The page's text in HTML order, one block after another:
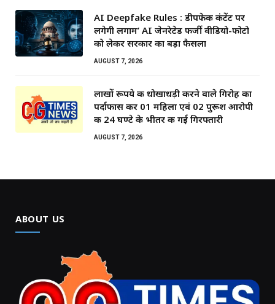
AI Deepfake Rules : डीपफेक कंटेंट पर
लगेगी लगाम’ AI जेनरेटेड फर्जी वीडियो-फोटो
को लेकर सरकार का बड़ा फैसला
AUGUST 7, 2026
लाखों रूपये की धोखाधड़ी करने वाले गिरोह का
पर्दाफास कर 01 महिला एवं 02 पुरूश आरोपी
की 24 घण्टे के भीतर की गई गिरफ्तारी
AUGUST 7, 2026
ABOUT US